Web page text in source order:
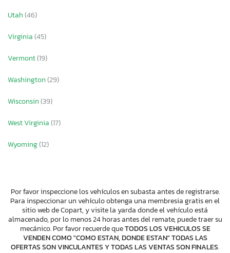
Utah(46)
Virginia(45)
Vermont(19)
Washington(29)
Wisconsin(39)
West Virginia(17)
Wyoming(12)
Por favor inspeccione los vehículos en subasta antes de registrarse.
Para inspeccionar un vehículo obtenga una membresia gratis en el
sitio web de Copart, y visite la yarda donde el vehículo está
almacenado, por lo menos 24 horas antes del remate, puede traer su
mecánico. Por favor recuerde queTODOS LOS VEHICULOS SE
VENDEN COMO "COMO ESTAN, DONDE ESTAN" TODAS LAS
OFERTAS SON VINCULANTES Y TODAS LAS VENTAS SON FINALES.